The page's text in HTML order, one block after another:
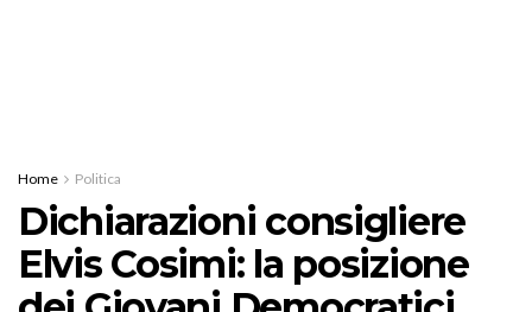
Home Politica
Dichiarazioni consigliere
Elvis Cosimi: la posizione